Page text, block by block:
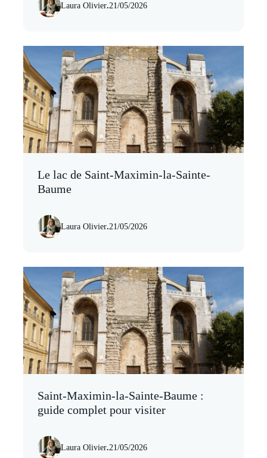
Laura Olivier.21/05/2026
Le lac de Saint-Maximin-la-Sainte-
Baume
Laura Olivier.21/05/2026
Saint-Maximin-la-Sainte-Baume :
guide complet pour visiter
Laura Olivier.21/05/2026